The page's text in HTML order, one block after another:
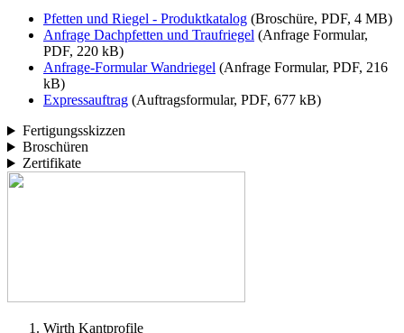
Pfetten und Riegel - Produktkatalog (Broschüre, PDF, 4 MB)
Anfrage Dachpfetten und Traufriegel (Anfrage Formular,
PDF, 220 kB)
Anfrage-Formular Wandriegel (Anfrage Formular, PDF, 216
kB)
Expressauftrag (Auftragsformular, PDF, 677 kB)
Fertigungsskizzen
Broschüren
Zertifikate
Wirth Kantprofile